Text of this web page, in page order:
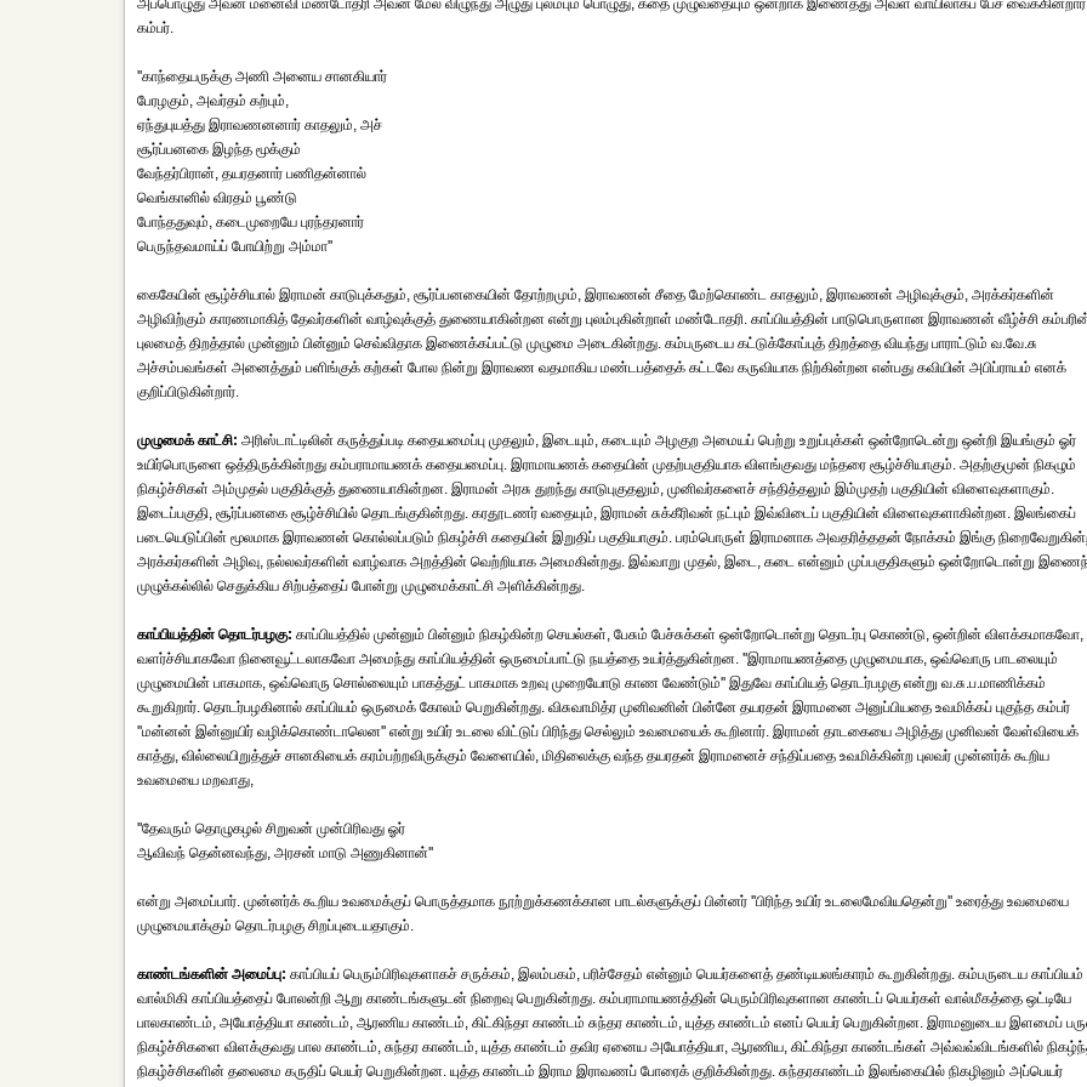
அப்பொழுது அவன் மனைவி மண்டோதரி அவன் மேல் விழுந்து அழுது புலம்பும் பொழுது, கதை முழுவதையும் ஒன்றாக இணைத்து அவள் வாயிலாகப் பேச வைக்கின்றார்
கம்பர்.
''காந்தையருக்கு அணி அனைய சானகியார்
பேரழகும், அவர்தம் கற்பும்,
ஏந்துபுயத்து இராவணனனார் காதலும், அச்
சூர்ப்பனகை இழந்த மூக்கும்
வேந்தர்பிரான், தயரதனார் பணிதன்னால்
வெங்கானில் விரதம் பூண்டு
போந்ததுவும், கடைமுறையே புரந்தரனார்
பெருந்தவமாய்ப் போயிற்று அம்மா''
கைகேயின் சூழ்ச்சியால் இராமன் காடுபுக்கதும், சூர்ப்பனகையின் தோற்றமும், இராவணன் சீதை மேற்கொண்ட காதலும், இராவணன் அழிவுக்கும், அரக்கர்களின்
அழிவிற்கும் காரணமாகித் தேவர்களின் வாழ்வுக்குத் துணையாகின்றன என்று புலம்புகின்றாள் மண்டோதரி. காப்பியத்தின் பாடுபொருளான இராவணன் வீழ்ச்சி
புலமைத் திறத்தால் முன்னும் பின்னும் செவ்விதாக இணைக்கப்பட்டு முழுமை அடைகின்றது. கம்பருடைய கட்டுக்கோப்புத் திறத்தை வியந்து பாராட்டும் வ.வே.சு
அச்சம்பவங்கள் அனைத்தும் பளிங்குக் கற்கள் போல நின்று இராவண வதமாகிய மண்டபத்தைக் கட்டவே கருவியாக நிற்கின்றன என்பது கவியின் அபிப்ராயம் எனக்
குறிப்பிடுகின்றார்.
முழுமைக் காட்சி: அரிஸ்டாட்டிலின் கருத்துப்படி கதையமைப்பு முதலும், இடையும், கடையும் அழகுற அமையப் பெற்று உறுப்புக்கள் ஒன்றோடென்று ஒன்றி இயங்கும் ஓர்
உயிர்பொருளை ஒத்திருக்கின்றது கம்பராமாயணக் கதையமைப்பு. இராமாயணக் கதையின் முதற்பகுதியாக விளங்குவது மந்தரை சூழ்ச்சியாகும். அதற்குமுன் நிகழும்
நிகழ்ச்சிகள் அம்முதல் பகுதிக்குத் துணையாகின்றன. இராமன் அரசு துறந்து காடுபுகுதலும், முனிவர்களைச் சந்தித்தலும் இம்முதற் பகுதியின் விளைவுகளாகும்.
இடைப்பகுதி, சூர்ப்பனகை சூழ்ச்சியில் தொடங்குகின்றது. கரதூடணர் வதையும், இராமன் சுக்கீரிவன் நட்பும் இவ்விடைப் பகுதியின் விளைவுகளாகின்றன. இலங்கைப்
படையெடுப்பின் மூலமாக இராவணன் கொல்லப்படும் நிகழ்ச்சி கதையின் இறுதிப் பகுதியாகும். பரம்பொருள் இராமனாக அவதரித்ததன் நோக்கம் இங்கு
அரக்கர்களின் அழிவு, நல்லவர்களின் வாழ்வாக அறத்தின் வெற்றியாக அமைகின்றது. இவ்வாறு முதல், இடை, கடை என்னும் முப்பகுதிகளும் ஒன்றோடொன்று
முழுக்கல்லில் செதுக்கிய சிற்பத்தைப் போன்று முழுமைக்காட்சி அளிக்கின்றது.
காப்பியத்தின் தொடர்பழகு: காப்பியத்தில் முன்னும் பின்னும் நிகழ்கின்ற செயல்கள், பேசும் பேச்சுக்கள் ஒன்றோடொன்று தொடர்பு கொண்டு, ஒன்றின் விளக்கமாகவோ,
வளர்ச்சியாகவோ நினைவூட்டலாகவோ அமைந்து காப்பியத்தின் ஒருமைப்பாட்டு நயத்தை உயர்த்துகின்றன. ''இராமாயணத்தை முழுமையாக, ஒவ்வொரு பாடலையும்
முழுமையின் பாகமாக, ஒவ்வொரு சொல்லையும் பாகத்துட் பாகமாக உறவு முறையோடு காண வேண்டும்'' இதுவே காப்பியத் தொடர்பழகு என்று வ.சு.ப.மாணிக்கம்
கூறுகிறார். தொடர்பழகினால் காப்பியம் ஒருமைக் கோலம் பெறுகின்றது. விசுவாமித்ர முனிவனின் பின்னே தயரதன் இராமனை அனுப்பியதை உவமிக்கப் புகுந்த கம்பர்
''மன்னன் இன்னுயிர் வழிக்கொண்டாலென'' என்று உயிர் உடலை விட்டுப் பிரிந்து செல்லும் உவமையைக் கூறினார். இராமன் தாடகையை அழித்து முனிவன் வேள்வியைக்
காத்து, வில்லையிறுத்துச் சானகியைக் கரம்பற்றவிருக்கும் வேளையில், மிதிலைக்கு வந்த தயரதன் இராமனைச் சந்திப்பதை உவமிக்கின்ற புலவர் முன்னர்க் கூறிய
உவமையை மறவாது,
''தேவரும் தொழுகழல் சிறுவன் முன்பிரிவது ஓர்
ஆவிவந் தென்னவந்து, அரசன் மாடு அணுகினான்''
என்று அமைப்பார். முன்னர்க் கூறிய உவமைக்குப் பொருத்தமாக நூற்றுக்கணக்கான பாடல்களுக்குப் பின்னர் ''பிரிந்த உயிர் உடலைமேவியதென்று'' உரைத்து உவமையை
முழுமையாக்கும் தொடர்பழகு சிறப்புடையதாகும்.
காண்டங்களின் அமைப்பு: காப்பியப் பெரும்பிரிவுகளாகச் சருக்கம், இலம்பகம், பரிச்சேதம் என்னும் பெயர்களைத் தண்டியலங்காரம் கூறுகின்றது. கம்பருடைய காப்பியம்
வால்மிகி காப்பியத்தைப் போலன்றி ஆறு காண்டங்களுடன் நிறைவு பெறுகின்றது. கம்பராமாயணத்தின் பெரும்பிரிவுகளான காண்டப் பெயர்கள் வால்மீகத்தை ஒட்டியே
பாலகாண்டம், அயோத்தியா காண்டம், ஆரணிய காண்டம், கிட்கிந்தா காண்டம் சுந்தர காண்டம், யுத்த காண்டம் எனப் பெயர் பெறுகின்றன. இராமனுடைய இளமைப்
நிகழ்ச்சிகளை விளக்குவது பால காண்டம், சுந்தர காண்டம், யுத்த காண்டம் தவிர ஏனைய அயோத்தியா, ஆரணிய, கிட்கிந்தா காண்டங்கள் அவ்வவ்விடங்களில்
நிகழ்ச்சிகளின் தலைமை கருதிப் பெயர் பெறுகின்றன. யுத்த காண்டம் இராம இராவணப் போரைக் குறிக்கின்றது. சுந்தரகாண்டம் இலங்கையில் நிகழினும் அப்பெயர்